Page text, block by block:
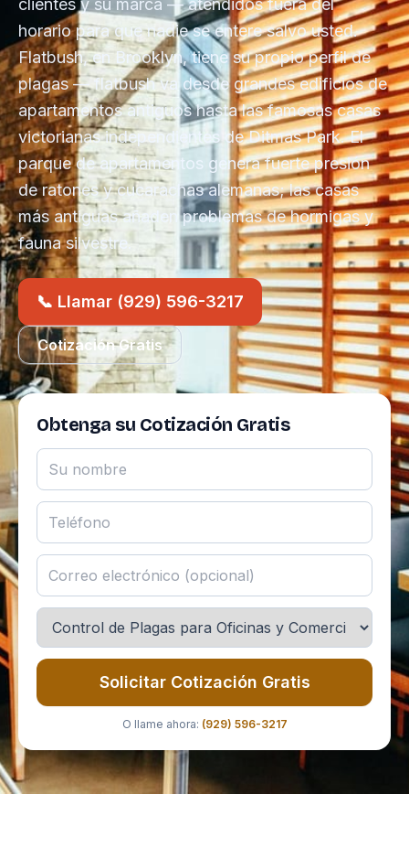
clientes y su marca — atendidos fuera del
horario para que nadie se entere salvo usted.
Flatbush, en Brooklyn, tiene su propio perfil de
plagas — flatbush va desde grandes edificios de
apartamentos antiguos hasta las famosas casas
victorianas independientes de Ditmas Park. El
parque de apartamentos genera fuerte presión
de ratones y cucarachas alemanas; las casas
más antiguas añaden problemas de hormigas y
fauna silvestre.
📞 Llamar (929) 596-3217
Cotización Gratis
Obtenga su Cotización Gratis
Solicitar Cotización Gratis
O llame ahora: (929) 596-3217